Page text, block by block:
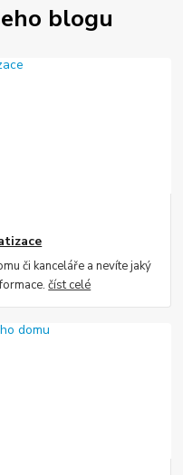
blogu
či kanceláře a nevíte jaký
číst celé